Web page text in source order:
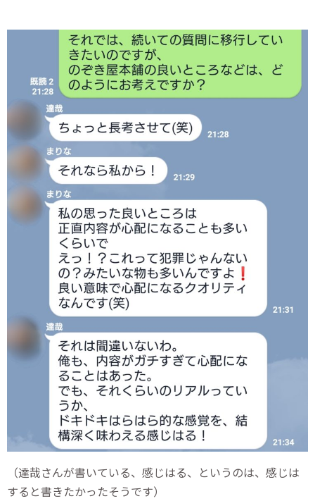
（達哉さんが書いている、感じはる、というのは、感じは
すると書きたかったそうです）